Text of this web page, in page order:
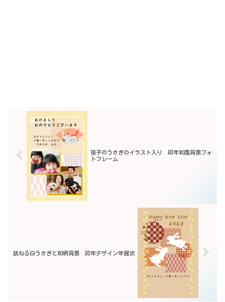
張子のうさぎのイラスト入り 卯年和風背景フォ
トフレーム
跳ねる白うさぎと和柄背景 卯年デザイン年賀状